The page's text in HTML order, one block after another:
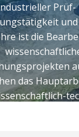
Prüf-
ist die
das